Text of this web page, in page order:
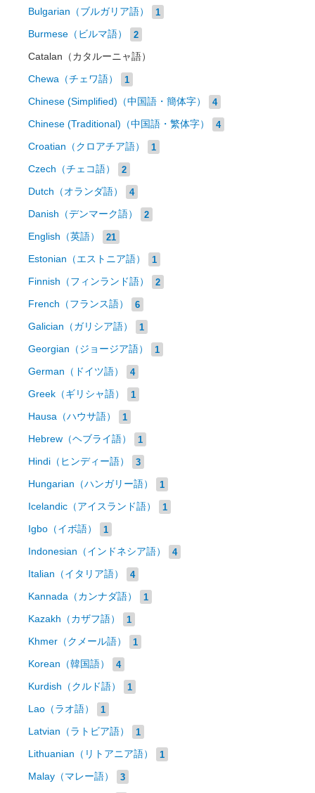
Bulgarian（ブルガリア語） 1
Burmese（ビルマ語） 2
Catalan（カタルーニャ語）
Chewa（チェワ語） 1
Chinese (Simplified)（中国語・簡体字） 4
Chinese (Traditional)（中国語・繁体字） 4
Croatian（クロアチア語） 1
Czech（チェコ語） 2
Dutch（オランダ語） 4
Danish（デンマーク語） 2
English（英語） 21
Estonian（エストニア語） 1
Finnish（フィンランド語） 2
French（フランス語） 6
Galician（ガリシア語） 1
Georgian（ジョージア語） 1
German（ドイツ語） 4
Greek（ギリシャ語） 1
Hausa（ハウサ語） 1
Hebrew（ヘブライ語） 1
Hindi（ヒンディー語） 3
Hungarian（ハンガリー語） 1
Icelandic（アイスランド語） 1
Igbo（イボ語） 1
Indonesian（インドネシア語） 4
Italian（イタリア語） 4
Kannada（カンナダ語） 1
Kazakh（カザフ語） 1
Khmer（クメール語） 1
Korean（韓国語） 4
Kurdish（クルド語） 1
Lao（ラオ語） 1
Latvian（ラトビア語） 1
Lithuanian（リトアニア語） 1
Malay（マレー語） 3